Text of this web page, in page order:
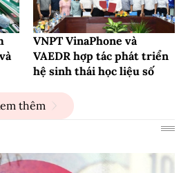
VNPT VinaPhone và
VAEDR hợp tác phát triển
hệ sinh thái học liệu số
thêm